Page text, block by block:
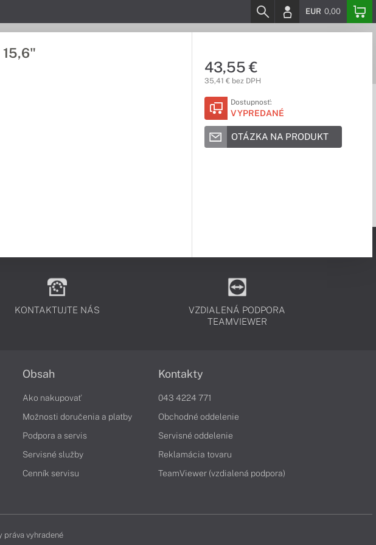
EUR 0,00
15,6"
43,55 €
35,41 € bez DPH
Dostupnosť:
VYPREDANÉ
OTÁZKA NA PRODUKT
KONTAKTUJTE NÁS
VZDIALENÁ PODPORA
TEAMVIEWER
Obsah
Ako nakupovať
Možnosti doručenia a platby
Podpora a servis
Servisné služby
Cenník servisu
Kontakty
043 4224 771
Obchodné oddelenie
Servisné oddelenie
Reklamácia tovaru
TeamViewer (vzdialená podpora)
práva vyhradené